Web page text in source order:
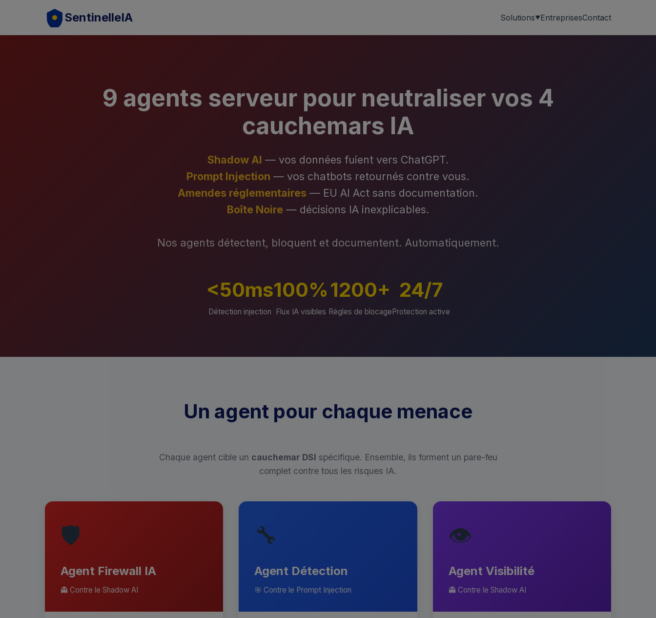
SentinelleIA Solutions EntreprisesContact
9 agents serveur pour neutraliser vos 4
cauchemars IA
Shadow AI — vos données fuient vers ChatGPT.
Prompt Injection — vos chatbots retournés contre vous.
Amendes réglementaires — EU AI Act sans documentation.
Boîte Noire — décisions IA inexplicables.
Nos agents détectent, bloquent et documentent. Automatiquement.
<50ms
Détection injection
100%
Flux IA visibles
1200+
Règles de blocage
24/7
Protection active
Un agent pour chaque menace
Chaque agent cible un cauchemar DSI spécifique. Ensemble, ils forment un pare-feu
complet contre tous les risques IA.
🛡️
Agent Firewall IA
👻 Contre le Shadow AI
🔧
Agent Détection
🎯 Contre le Prompt Injection
👁️
Agent Visibilité
👻 Contre le Shadow AI